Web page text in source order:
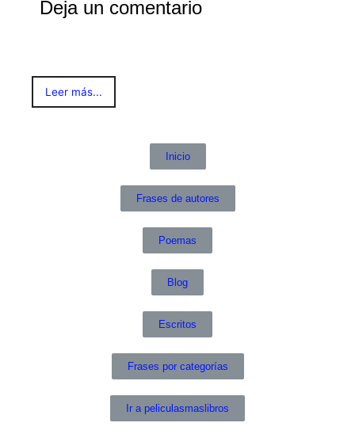
Deja un comentario
Leer más...
Inicio
Frases de autores
Poemas
Blog
Escritos
Frases por categorías
Ir a peliculasmaslibros